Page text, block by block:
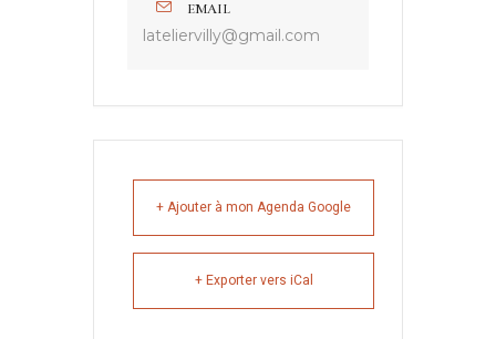
EMAIL
lateliervilly@gmail.com
+ Ajouter à mon Agenda Google
+ Exporter vers iCal